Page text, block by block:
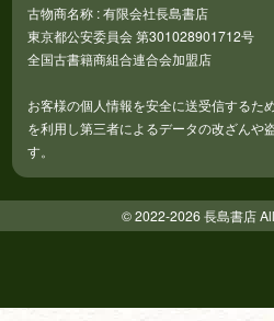
古物商名称 : 有限会社長島書店
東京都公安委員会 第301028901712号
全国古書籍商組合連合会加盟店
お客様の個人情報を安全に送受信するた
を利用し第三者によるデータの改ざんや
す。
© 2022-2026 長島書店